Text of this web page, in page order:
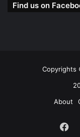
Find us on
Copyrights
About